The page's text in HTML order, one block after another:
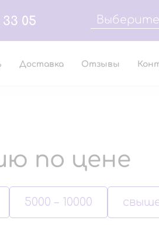
33 05
Доставка Отзывы
по цене
5000 – 10000